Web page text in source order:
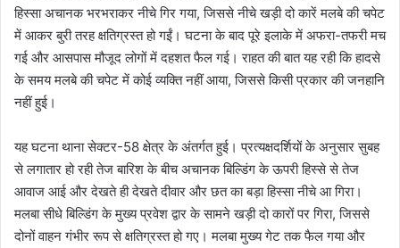
हिस्सा अचानक भरभराकर नीचे गिर गया, जिससे नीचे खड़ी दो कारें मलबे की चपेट
में आकर बुरी तरह क्षतिग्रस्त हो गईं। घटना के बाद पूरे इलाके में अफरा-तफरी मच
गई और आसपास मौजूद लोगों में दहशत फैल गई। राहत की बात यह रही कि हादसे
के समय मलबे की चपेट में कोई व्यक्ति नहीं आया, जिससे किसी प्रकार की जनहानि
नहीं हुई।
यह घटना थाना सेक्टर-58 क्षेत्र के अंतर्गत हुई। प्रत्यक्षदर्शियों के अनुसार सुबह
से लगातार हो रही तेज बारिश के बीच अचानक बिल्डिंग के ऊपरी हिस्से से तेज
आवाज आई और देखते ही देखते दीवार और छत का बड़ा हिस्सा नीचे आ गिरा।
मलबा सीधे बिल्डिंग के मुख्य प्रवेश द्वार के सामने खड़ी दो कारों पर गिरा, जिससे
दोनों वाहन गंभीर रूप से क्षतिग्रस्त हो गए। मलबा मुख्य गेट तक फैल गया और